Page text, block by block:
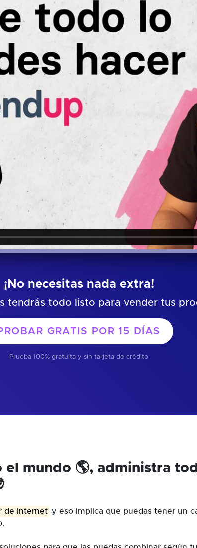
¡No necesitas nada extra!
tendrás todo listo para vender tus
GRATIS POR15 DÍAS
Prueba 100% gratuita y sin tarjeta de crédito
el mundo 🌎, administra
de internet y eso implica que puedas tener un